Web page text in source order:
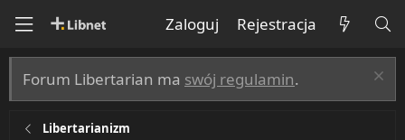
Zaloguj Rejestracja
Forum Libertarian ma swój regulamin.
Libertarianizm